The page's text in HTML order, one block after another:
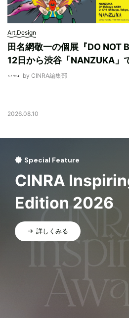
Art,Design
田名網敬一の個展『DO NOT
12日から渋谷「NANZUKA」
by CINRA編集部
2026.08.10
Special Feature
CINRA
Edition 2026
詳しくみる